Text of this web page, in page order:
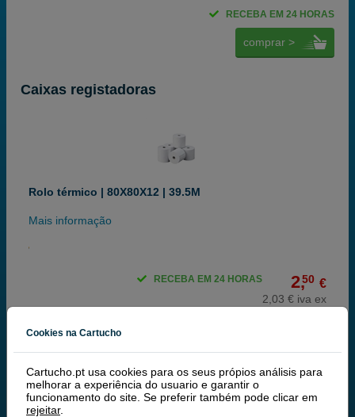
RECEBA EM 24 HORAS
comprar >
Caixas registadoras
Rolo térmico | 80X80X12 | 39.5M
Mais informação
2,50 €
2,03 € iva ex
RECEBA EM 24 HORAS
Cookies na Cartucho
Cartucho.pt usa cookies para os seus própios análisis para
melhorar a experiência do usuario e garantir o
funcionamento do site. Se preferir também pode clicar em
rejeitar.